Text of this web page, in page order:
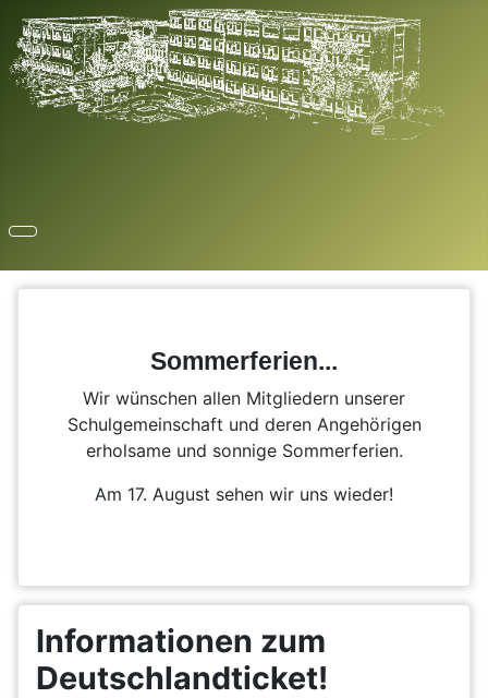
Sommerferien...
Wir wünschen allen Mitgliedern unserer
Schulgemeinschaft und deren Angehörigen
erholsame und sonnige Sommerferien.
Am 17. August sehen wir uns wieder!
Informationen zum
Deutschlandticket!